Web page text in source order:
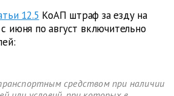
12.5 КоАП штраф за езду на
июня по август включительно
средством при наличии